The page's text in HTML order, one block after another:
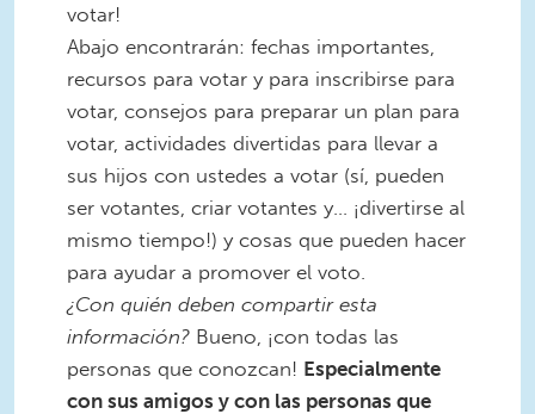
votar!
Abajo encontrarán: fechas importantes,
recursos para votar y para inscribirse para
votar, consejos para preparar un plan para
votar, actividades divertidas para llevar a
sus hijos con ustedes a votar (sí, pueden
ser votantes, criar votantes y… ¡divertirse al
mismo tiempo!) y cosas que pueden hacer
para ayudar a promover el voto.
¿Con quién deben compartir esta
información? Bueno, ¡con todas las
personas que conozcan! Especialmente
con sus amigos y con las personas que